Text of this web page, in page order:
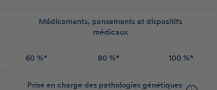
Médicaments, pansements et dispositifs
médicaux
60 %* 80 %* 100 %*
Prise en charge des pathologies génétiques